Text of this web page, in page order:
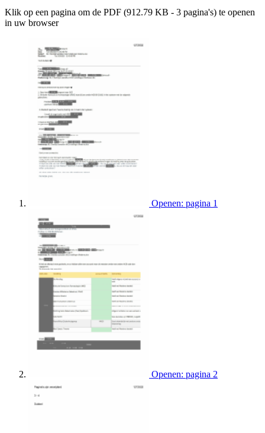
Klik op een pagina om de PDF (912.79 KB - 3 pagina's) te openen
in uw browser
Openen: pagina 1
Openen: pagina 2